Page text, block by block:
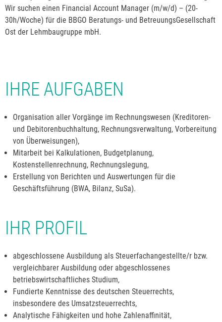
Wir suchen einen Financial Account Manager (m/w/d) – (20-
30h/Woche) für die BBGO Beratungs- und BetreuungsGesellschaft
Ost der Lehmbaugruppe mbH.
IHRE AUFGABEN
Organisation aller Vorgänge im Rechnungswesen (Kreditoren-
und Debitorenbuchhaltung, Rechnungsverwaltung, Vorbereitung
von Überweisungen),
Mitarbeit bei Kalkulationen, Budgetplanung,
Kostenstellenrechnung, Rechnungslegung,
Erstellung von Berichten und Auswertungen für die
Geschäftsführung (BWA, Bilanz, SuSa).
IHR PROFIL
abgeschlossene Ausbildung als Steuerfachangestellte/r bzw.
vergleichbarer Ausbildung oder abgeschlossenes
betriebswirtschaftliches Studium,
Fundierte Kenntnisse des deutschen Steuerrechts,
insbesondere des Umsatzsteuerrechts,
Analytische Fähigkeiten und hohe Zahlenaffinität,